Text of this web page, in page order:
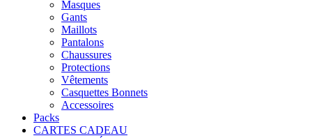
Masques
Gants
Maillots
Pantalons
Chaussures
Protections
Vêtements
Casquettes Bonnets
Accessoires
Packs
CARTES CADEAU